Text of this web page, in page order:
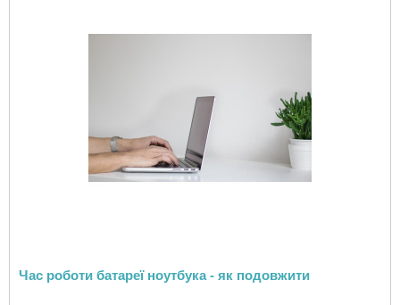
Час роботи батареї ноутбука - як подовжити